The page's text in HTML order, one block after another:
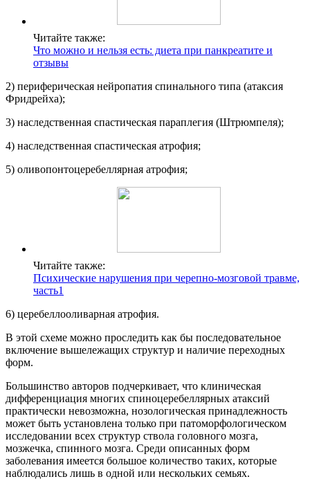
Читайте также:
Что можно и нельзя есть: диета при панкреатите и
отзывы
2) периферическая нейропатия спинального типа (атаксия
Фридрейха);
3) наследственная спастическая параплегия (Штрюмпеля);
4) наследственная спастическая атрофия;
5) оливопонтоцеребеллярная атрофия;
Читайте также:
Психические нарушения при черепно-мозговой травме,
часть1
6) церебеллооливарная атрофия.
В этой схеме можно проследить как бы последовательное
включение вышележащих структур и наличие переходных
форм.
Большинство авторов подчеркивает, что клиническая
дифференциация многих спиноцеребеллярных атаксий
практически невозможна, нозологическая принадлежность
может быть установлена только при патоморфологическом
исследовании всех структур ствола головного мозга,
мозжечка, спинного мозга. Среди описанных форм
заболевания имеется большое количество таких, которые
наблюдались лишь в одной или нескольких семьях.